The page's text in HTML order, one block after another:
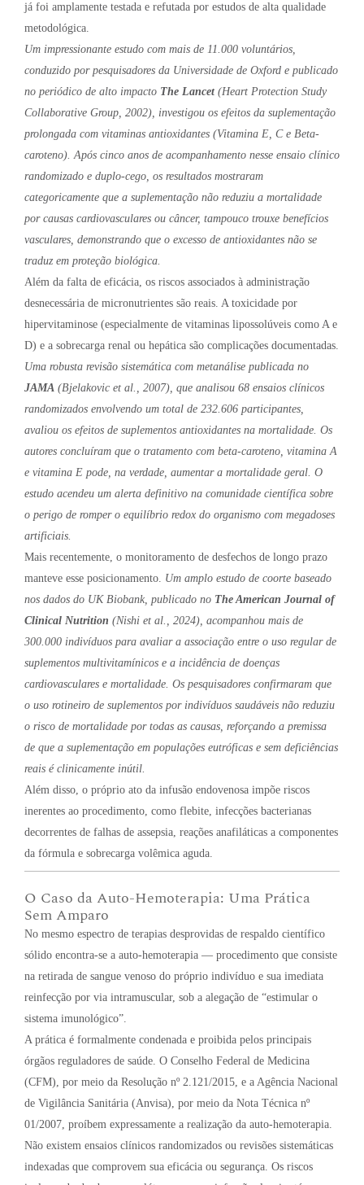
já foi amplamente testada e refutada por estudos de alta qualidade
metodológica.
Um impressionante estudo com mais de 11.000 voluntários,
conduzido por pesquisadores da Universidade de Oxford e publicado
no periódico de alto impacto The Lancet (Heart Protection Study
Collaborative Group, 2002), investigou os efeitos da suplementação
prolongada com vitaminas antioxidantes (Vitamina E, C e Beta-
caroteno). Após cinco anos de acompanhamento nesse ensaio clínico
randomizado e duplo-cego, os resultados mostraram
categoricamente que a suplementação não reduziu a mortalidade
por causas cardiovasculares ou câncer, tampouco trouxe benefícios
vasculares, demonstrando que o excesso de antioxidantes não se
traduz em proteção biológica.
Além da falta de eficácia, os riscos associados à administração
desnecessária de micronutrientes são reais. A toxicidade por
hipervitaminose (especialmente de vitaminas lipossolúveis como A e
D) e a sobrecarga renal ou hepática são complicações documentadas.
Uma robusta revisão sistemática com metanálise publicada no
JAMA (Bjelakovic et al., 2007), que analisou 68 ensaios clínicos
randomizados envolvendo um total de 232.606 participantes,
avaliou os efeitos de suplementos antioxidantes na mortalidade. Os
autores concluíram que o tratamento com beta-caroteno, vitamina A
e vitamina E pode, na verdade, aumentar a mortalidade geral. O
estudo acendeu um alerta definitivo na comunidade científica sobre
o perigo de romper o equilíbrio redox do organismo com megadoses
artificiais.
Mais recentemente, o monitoramento de desfechos de longo prazo
manteve esse posicionamento. Um amplo estudo de coorte baseado
nos dados do UK Biobank, publicado no The American Journal of
Clinical Nutrition (Nishi et al., 2024), acompanhou mais de
300.000 indivíduos para avaliar a associação entre o uso regular de
suplementos multivitamínicos e a incidência de doenças
cardiovasculares e mortalidade. Os pesquisadores confirmaram que
o uso rotineiro de suplementos por indivíduos saudáveis não reduziu
o risco de mortalidade por todas as causas, reforçando a premissa
de que a suplementação em populações eutróficas e sem deficiências
reais é clinicamente inútil.
Além disso, o próprio ato da infusão endovenosa impõe riscos
inerentes ao procedimento, como flebite, infecções bacterianas
decorrentes de falhas de assepsia, reações anafiláticas a componentes
da fórmula e sobrecarga volêmica aguda.
O Caso da Auto-Hemoterapia: Uma Prática
Sem Amparo
No mesmo espectro de terapias desprovidas de respaldo científico
sólido encontra-se a auto-hemoterapia — procedimento que consiste
na retirada de sangue venoso do próprio indivíduo e sua imediata
reinfecção por via intramuscular, sob a alegação de “estimular o
sistema imunológico”.
A prática é formalmente condenada e proibida pelos principais
órgãos reguladores de saúde. O Conselho Federal de Medicina
(CFM), por meio da Resolução nº 2.121/2015, e a Agência Nacional
de Vigilância Sanitária (Anvisa), por meio da Nota Técnica nº
01/2007, proíbem expressamente a realização da auto-hemoterapia.
Não existem ensaios clínicos randomizados ou revisões sistemáticas
indexadas que comprovem sua eficácia ou segurança. Os riscos